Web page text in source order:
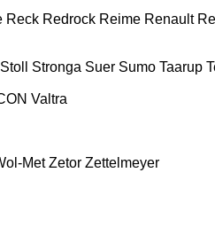
Reck Redrock Reime Renault
Stoll Stronga Suer Sumo Taarup
Valtra
Met Zetor Zettelmeyer